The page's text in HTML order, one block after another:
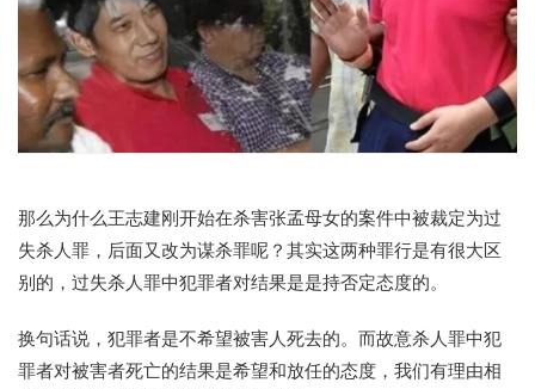
那么为什么王志建刚开始在杀害张孟母女的案件中被裁定为过
失杀人罪，后面又改为谋杀罪呢？其实这两种罪行是有很大区
别的，过失杀人罪中犯罪者对结果是是持否定态度的。
换句话说，犯罪者是不希望被害人死去的。而故意杀人罪中犯
罪者对被害者死亡的结果是希望和放任的态度，我们有理由相